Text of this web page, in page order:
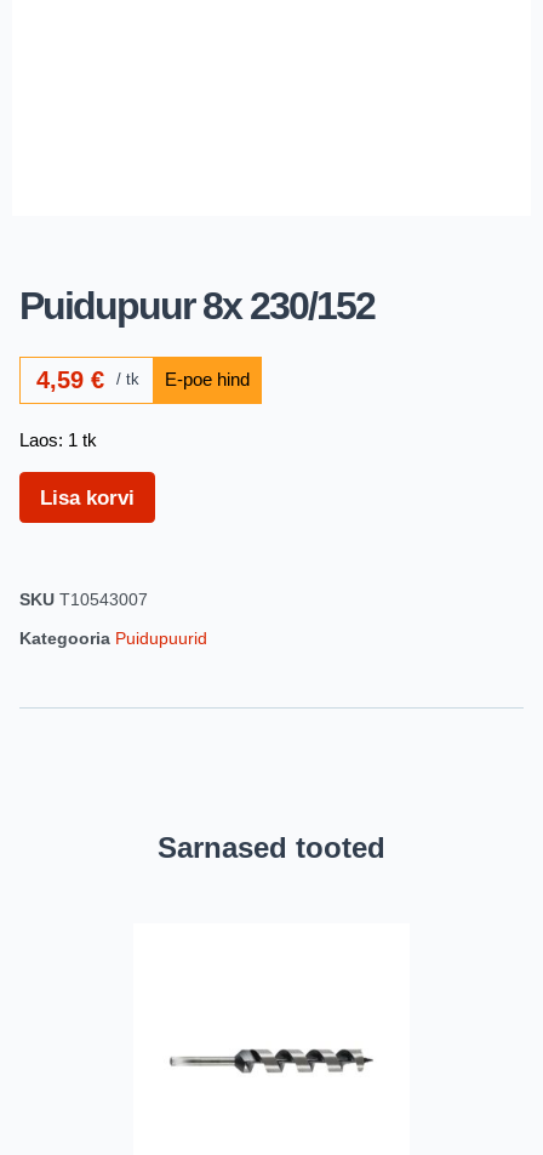
Puidupuur 8x 230/152
4,59€ tk
Laos: 1 tk
Lisa korvi
SKU T10543007
Kategooria Puidupuurid
Sarnased tooted